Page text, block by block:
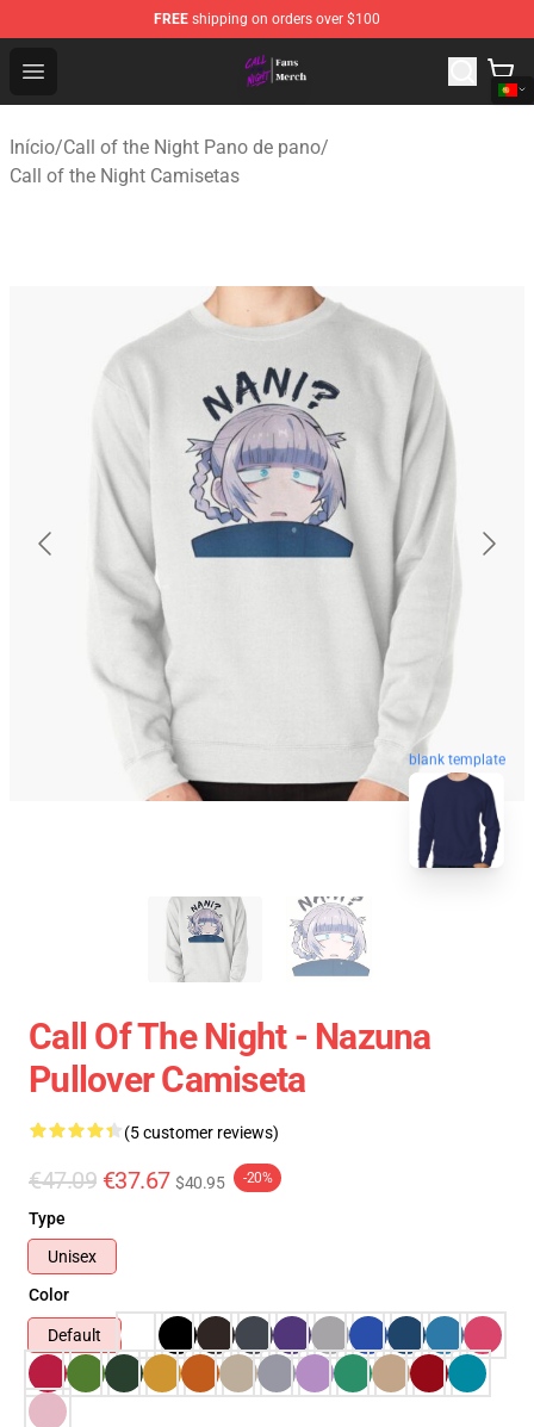
FREE shipping on orders over $100
Open menu
Call of the Night Store - Official Call of the Night
Início/Call of the Night Pano de pano/
Call of the Night Camisetas
blank template
Call Of The Night - Nazuna
Pullover Camiseta
(5 customer reviews)
€47.09 €37.67 $40.95 -20%
Type
Unisex
Color
Default